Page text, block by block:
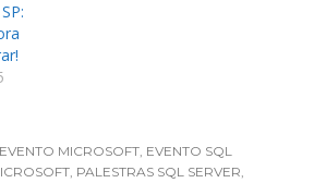
EVENTO MICROSOFT, EVENTO SQL
, PALESTRAS SQL SERVER,